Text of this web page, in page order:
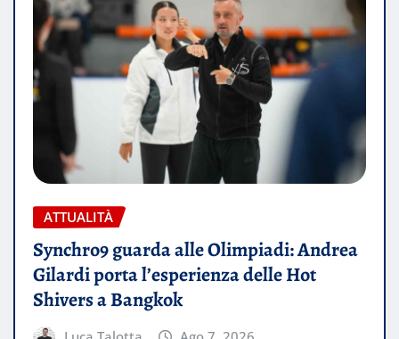
ATTUALITÀ
Synchro9 guarda alle Olimpiadi: Andrea
Gilardi porta l’esperienza delle Hot
Shivers a Bangkok